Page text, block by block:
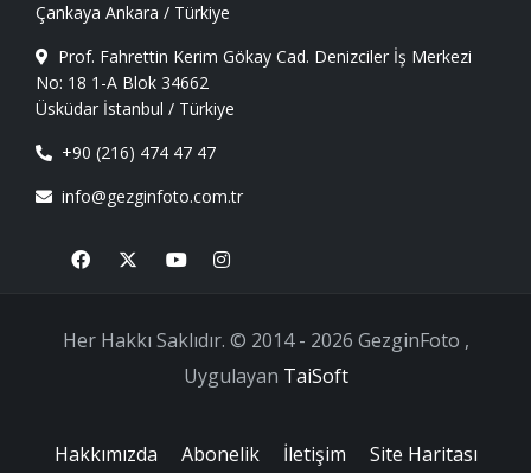
Çankaya Ankara / Türkiye
Prof. Fahrettin Kerim Gökay Cad. Denizciler İş Merkezi
No: 18 1-A Blok 34662
Üsküdar İstanbul / Türkiye
+90 (216) 474 47 47
info@gezginfoto.com.tr
Her Hakkı Saklıdır. © 2014 - 2026 GezginFoto ,
Uygulayan TaiSoft
Hakkımızda Abonelik İletişim Site Haritası